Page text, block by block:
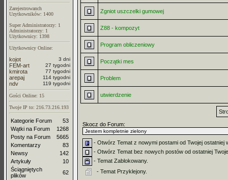
Zarejestrowanch
Uzytkowników: 1400
Super Administratorzy: 1
Administratorzy: 1
Użytkownicy: 1398
Użytkownicy Online:
kojot 3 dni
FEM-art 27 tygodni
kmirota 77 tygodni
arepaj 114 tygodni
ndv 119 tygodni
Gości Online: 15
Twoje IP to: 216.73.216.193
Kategorie Forum
53
Wątki na Forum
1268
Posty na Forum
5665
Komentarzy
83
Newsy
142
Artykuły
10
Ściągniętych
plików
62
Zgniot uszczelki gumowej
Z88 - kompozyt
Program obliczeniowy
Początki mes
Problem
utwierdzenie
Skocz do Forum:
- Otwórz Temat z nowymi postami od Twojej ostatniej
- Otwórz Temat bez nowych postów od ostatniej
- Temat Zablokowany.
- Temat Przyklejony.